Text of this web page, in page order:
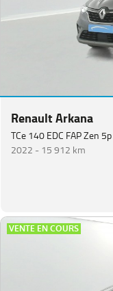
Renault Arkana
TCe 140 EDC FAP Zen 5p
2022 - 15 912 km
VENTE EN COURS